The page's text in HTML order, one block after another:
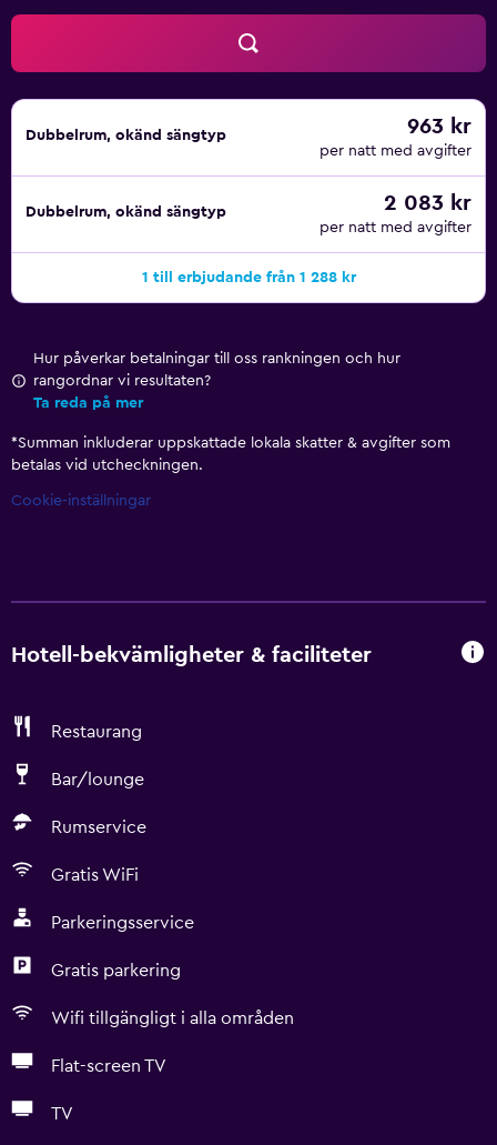
ligger 1,5 km bort.
Dubbelrum, okänd sängtyp 963 kr
per natt med avgifter
Dubbelrum, okänd sängtyp 2 083 kr
per natt med avgifter
1 till erbjudande från 1 288 kr
Hur påverkar betalningar till oss rankningen och hur
rangordnar vi resultaten?
Ta reda på mer
*Summan inkluderar uppskattade lokala skatter & avgifter som
betalas vid utcheckningen.
Cookie-inställningar
Hotell-bekvämligheter & faciliteter
Restaurang
Bar/lounge
Rumservice
Gratis WiFi
Parkeringsservice
Gratis parkering
Wifi tillgängligt i alla områden
Flat-screen TV
TV